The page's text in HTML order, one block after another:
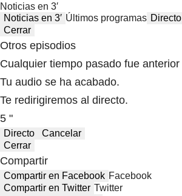
Noticias en 3′
Noticias en 3′ Últimos programas Directo
Cerrar
Otros episodios
Cualquier tiempo pasado fue anterior
Tu audio se ha acabado.
Te redirigiremos al directo.
5 "
Directo
Cancelar
Cerrar
Compartir
Compartir en Facebook Facebook
Compartir en Twitter Twitter